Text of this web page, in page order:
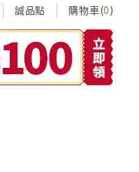
誠品點 購物車(0)